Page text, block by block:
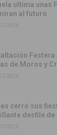
ultima unas
al futuro
2026
de Moros y
2026
cerró sus
desfile
2026